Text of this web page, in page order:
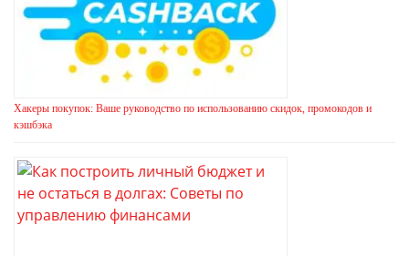
Хакеры покупок: Ваше руководство по использованию скидок, промокодов и
кэшбэка